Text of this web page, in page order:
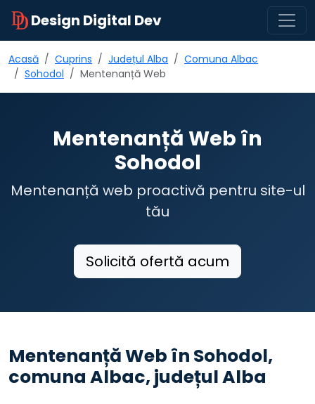
Design Digital Dev
Acasă Cuprins Județul Alba
Comuna Albac
Sohodol
Mentenanță Web
Mentenanță Web în
Sohodol
Mentenanță web proactivă pentru site-ul
tău
Solicită ofertă acum
Mentenanță Web în Sohodol,
comuna Albac, județul Alba